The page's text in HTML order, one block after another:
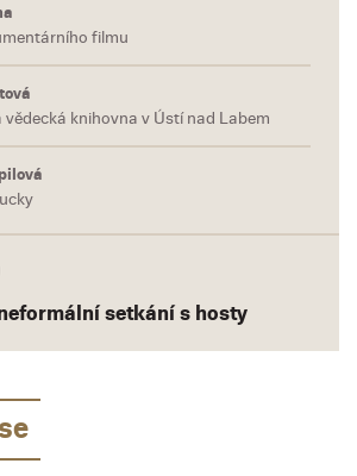
filmu
vědecká knihovna v Ústí nad Labem
setkání s hosty